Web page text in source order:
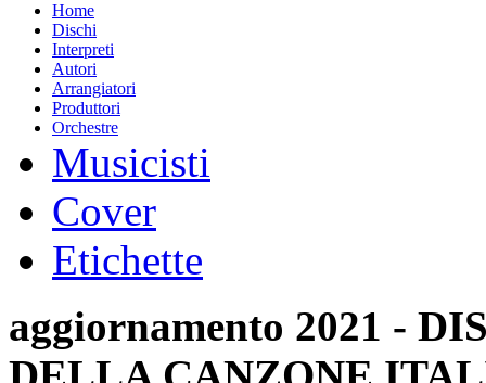
Home
Dischi
Interpreti
Autori
Arrangiatori
Produttori
Orchestre
Musicisti
Cover
Etichette
aggiornamento 2021 -